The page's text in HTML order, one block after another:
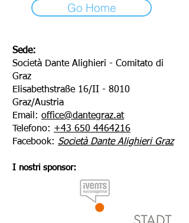
Go Home
Sede:
Società Dante Alighieri - Comitato di
Graz
Elisabethstraße 16/II - 8010
Graz/Austria
Email: office@dantegraz.at
Telefono: +43 650 4464216
Facebook: Società Dante Alighieri Graz
I nostri sponsor: